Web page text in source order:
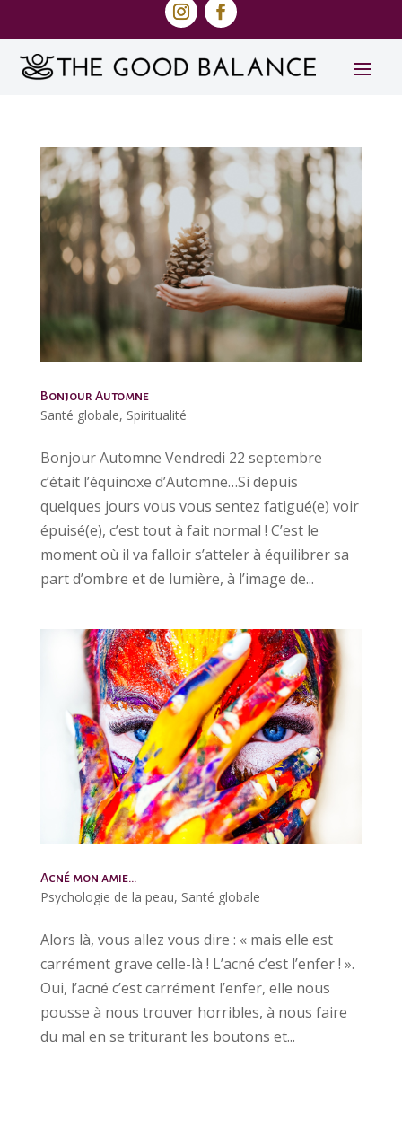
Bonjour Automne
Santé globale, Spiritualité
Bonjour Automne Vendredi 22 septembre
c’était l’équinoxe d’Automne…Si depuis
quelques jours vous vous sentez fatigué(e) voir
épuisé(e), c’est tout à fait normal ! C’est le
moment où il va falloir s’atteler à équilibrer sa
part d’ombre et de lumière, à l’image de...
Acné mon amie…
Psychologie de la peau, Santé globale
Alors là, vous allez vous dire : « mais elle est
carrément grave celle-là ! L’acné c’est l’enfer ! ».
Oui, l’acné c’est carrément l’enfer, elle nous
pousse à nous trouver horribles, à nous faire
du mal en se triturant les boutons et...